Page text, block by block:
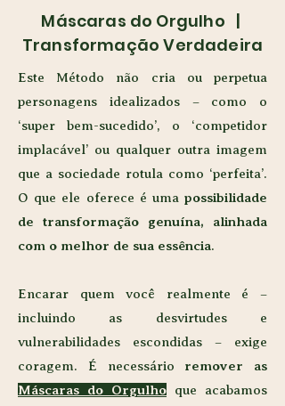
Máscaras do Orgulho |
Transformação Verdadeira
Este Método não cria ou perpetua
personagens idealizados – como o
‘super bem-sucedido’, o ‘competidor
implacável’ ou qualquer outra imagem
que a sociedade rotula como ‘perfeita’.
O que ele oferece é uma possibilidade
de transformação genuína, alinhada
com o melhor de sua essência.
Encarar quem você realmente é –
incluindo as desvirtudes e
vulnerabilidades escondidas – exige
coragem. É necessário remover as
Máscaras do Orgulho que acabamos